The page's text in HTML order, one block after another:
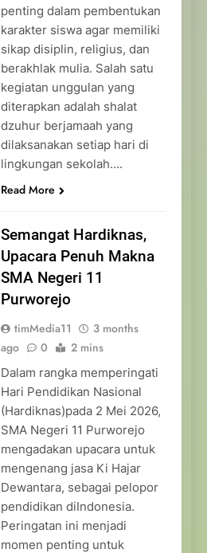
penting dalam pembentukan
karakter siswa agar memiliki
sikap disiplin, religius, dan
berakhlak mulia. Salah satu
kegiatan unggulan yang
diterapkan adalah shalat
dzuhur berjamaah yang
dilaksanakan setiap hari di
lingkungan sekolah….
Read More
Semangat Hardiknas,
Upacara Penuh Makna
SMA Negeri 11
Purworejo
timMedia11
3 months
ago
0 2 mins
Dalam rangka memperingati
Hari Pendidikan Nasional
(Hardiknas)pada 2 Mei 2026,
SMA Negeri 11 Purworejo
mengadakan upacara untuk
mengenang jasa Ki Hajar
Dewantara, sebagai pelopor
pendidikan diIndonesia.
Peringatan ini menjadi
momen penting untuk